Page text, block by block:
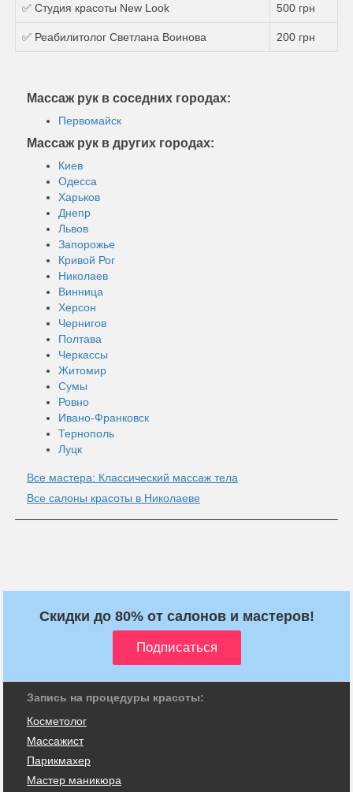
✅ Студия красоты New Look 500 грн
✅ Реабилитолог Светлана Воинова 200 грн
Массаж рук в соседних городах:
Первомайск
Массаж рук в других городах:
Киев
Одесса
Харьков
Днепр
Львов
Запорожье
Кривой Рог
Николаев
Винница
Херсон
Чернигов
Полтава
Черкассы
Житомир
Сумы
Ровно
Ивано-Франковск
Тернополь
Луцк
Все мастера: Классический массаж тела
Все салоны красоты в Николаеве
Скидки до 80% от салонов и мастеров!
Запись на процедуры красоты:
Косметолог
Массажист
Парикмахер
Мастер маникюра